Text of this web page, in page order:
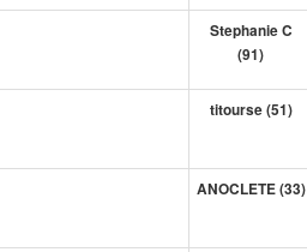
Stephanie C
(91)
titourse (51)
ANOCLETE (33)